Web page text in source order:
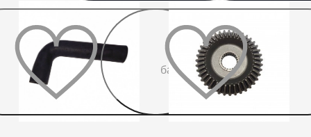
бажаного